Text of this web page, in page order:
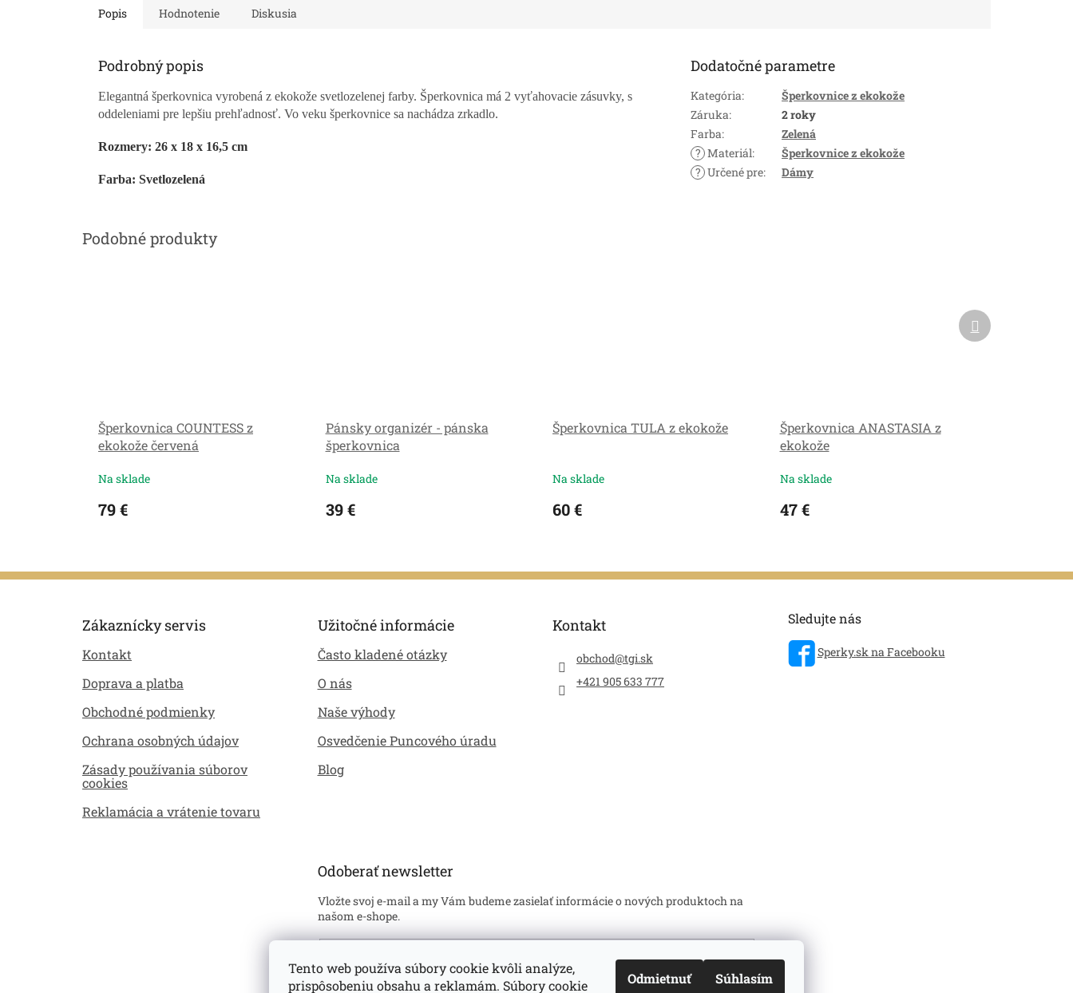
Tento web používa súbory cookie kvôli analýze,
prispôsobeniu obsahu a reklamám. Súbory cookie
Odmietnuť Súhlasím
Popis Hodnotenie Diskusia
Podrobný popis
Elegantná šperkovnica vyrobená z ekokože svetlozelenej farby. Šperkovnica má 2 vyťahovacie zásuvky, s
oddeleniami pre lepšiu prehľadnosť. Vo veku šperkovnice sa nachádza zrkadlo.
Rozmery: 26 x 18 x 16,5 cm
Farba: Svetlozelená
Dodatočné parametre
Kategória:
Šperkovnice z ekokože
Záruka:
2 roky
Farba:
Zelená
? Materiál:
Šperkovnice z ekokože
? Určené pre: Dámy
Šperkovnica COUNTESS z
ekokože červená
Na sklade
79 €
Pánsky organizér - pánska
šperkovnica
Na sklade
39 €
Šperkovnica TULA z ekokože
Na sklade
60 €
Šperkovnica ANASTASIA z
ekokože
Na sklade
47 €
Ďalší
produkt
Zákaznícky servis
Kontakt
Doprava a platba
Obchodné podmienky
Ochrana osobných údajov
Zásady používania súborov
cookies
Reklamácia a vrátenie tovaru
Užitočné informácie
Často kladené otázky
O nás
Naše výhody
Osvedčenie Puncového úradu
Blog
Kontakt
obchod@tgi.sk
+421 905 633 777
Sledujte nás
Sperky.sk na Facebooku
Odoberať newsletter
Vložte svoj e-mail a my Vám budeme zasielať informácie o nových produktoch na
našom e-shope.
Súhlasím sospracovaním mojich osobných údajov v súlade s príslušnými